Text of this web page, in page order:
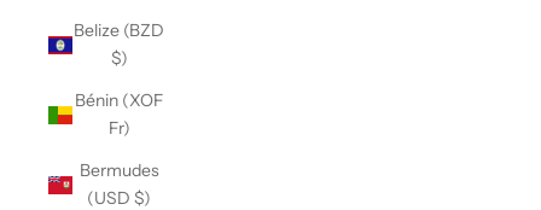
Belize (BZD
$)
Bénin (XOF
Fr)
Bermudes
(USD $)